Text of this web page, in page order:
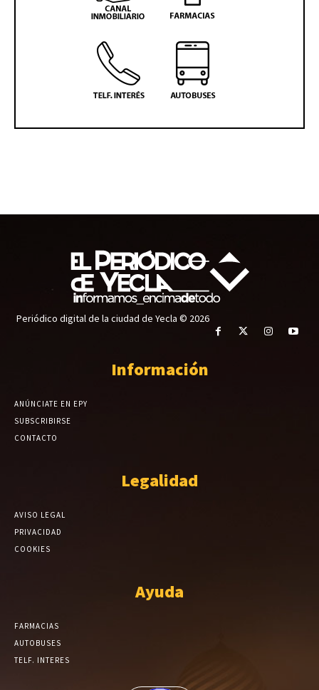
Periódico digital de la ciudad de Yecla © 2026
Información
ANÚNCIATE EN EPY
SUBSCRIBIRSE
CONTACTO
Legalidad
AVISO LEGAL
PRIVACIDAD
COOKIES
Ayuda
FARMACIAS
AUTOBUSES
TELF. INTERES